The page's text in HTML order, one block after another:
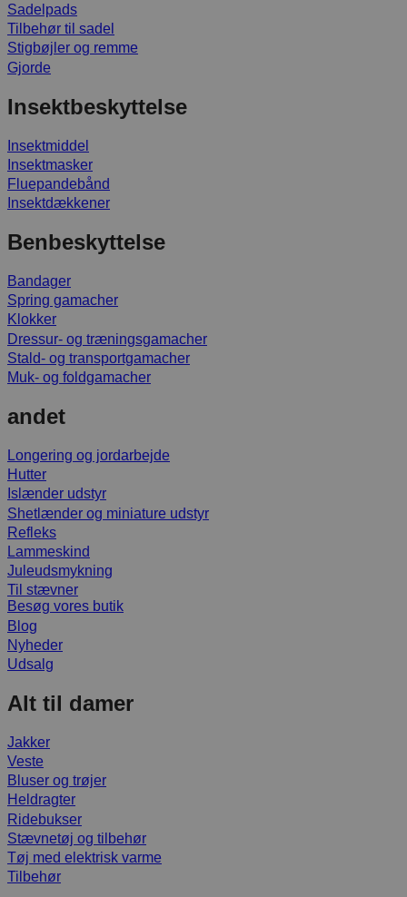
Sadelpads
Tilbehør til sadel
Stigbøjler og remme
Gjorde
Insektbeskyttelse
Insektmiddel
Insektmasker
Fluepandebånd
Insektdækkener
Benbeskyttelse
Bandager
Spring gamacher
Klokker
Dressur- og træningsgamacher
Stald- og transportgamacher
Muk- og foldgamacher
andet
Longering og jordarbejde
Hutter
Islænder udstyr
Shetlænder og miniature udstyr
Refleks
Lammeskind
Juleudsmykning
Til stævner
Besøg vores butik
Blog
Nyheder
Udsalg
Alt til damer
Jakker
Veste
Bluser og trøjer
Heldragter
Ridebukser
Stævnetøj og tilbehør
Tøj med elektrisk varme
Tilbehør